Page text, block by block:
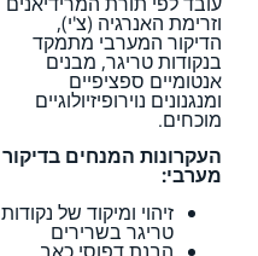
וזרימת האנרגיה (צ'י),
הדיקור המערבי מתמקד
בנקודות טריגר, מבנים
אנטומיים ספציפיים
ומנגנונים נוירופיזיולוגיים
מוכחים.
העקרונות המנחים בדיקור
מערבי:
זיהוי ומיקוד של נקודות
טריגר בשרירים
הבנת דפוסי כאב